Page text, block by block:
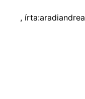
, írta:aradiandrea